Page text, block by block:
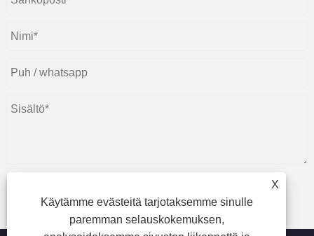
Lähetä
X
Käytämme evästeitä tarjotaksemme sinulle
paremman selauskokemuksen,